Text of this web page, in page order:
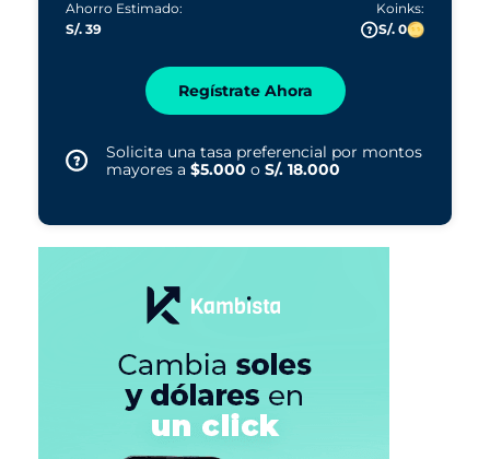
Ahorro Estimado:
S/. 39
Koinks:
S/. 0
Regístrate Ahora
Solicita una tasa preferencial por montos
mayores a $5.000 o S/. 18.000